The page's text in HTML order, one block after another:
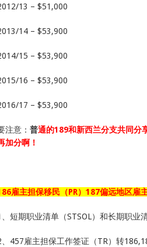
13 – $51,000
14 – $53,900
15 – $53,900
16 – $53,900
17 – $53,900
注意： 普通的189和新西兰分支共同分
加分啊！
雇主担保移民（PR） 187偏远地区雇
、短期职业清单（STSOL）和长期职业
、457雇主担保工作签证（TR）转